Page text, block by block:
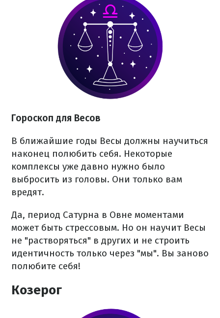
Гороскоп для Весов
В ближайшие годы Весы должны научиться
наконец полюбить себя. Некоторые
комплексы уже давно нужно было
выбросить из головы. Они только вам
вредят.
Да, период Сатурна в Овне моментами
может быть стрессовым. Но он научит Весы
не "растворяться" в других и не строить
идентичность только через "мы". Вы заново
полюбите себя!
Козерог